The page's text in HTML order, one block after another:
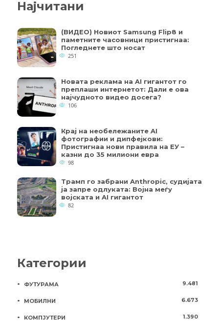
Најчитани
(ВИДЕО) Новиот Samsung Flip8 и
паметните часовници пристигнаа:
Погледнете што носат
251
Новата реклама на AI гигантот го
преплаши интернетот: Дали е ова
најчудното видео досега?
106
Крај на необележаните AI
фотографии и дипфејкови:
Пристигнаа нови правила на ЕУ –
казни до 35 милиони евра
98
Трамп го забрани Anthropic, судијата
ја запре одлуката: Војна меѓу
војската и AI гигантот
82
Категории
ФУТУРАМА 9.481
МОБИЛНИ 6.673
КОМПЈУТЕРИ 1.390